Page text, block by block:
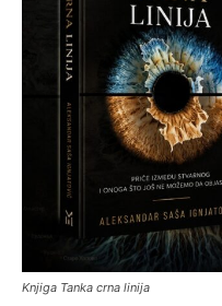
Knjiga Tanka crna linija